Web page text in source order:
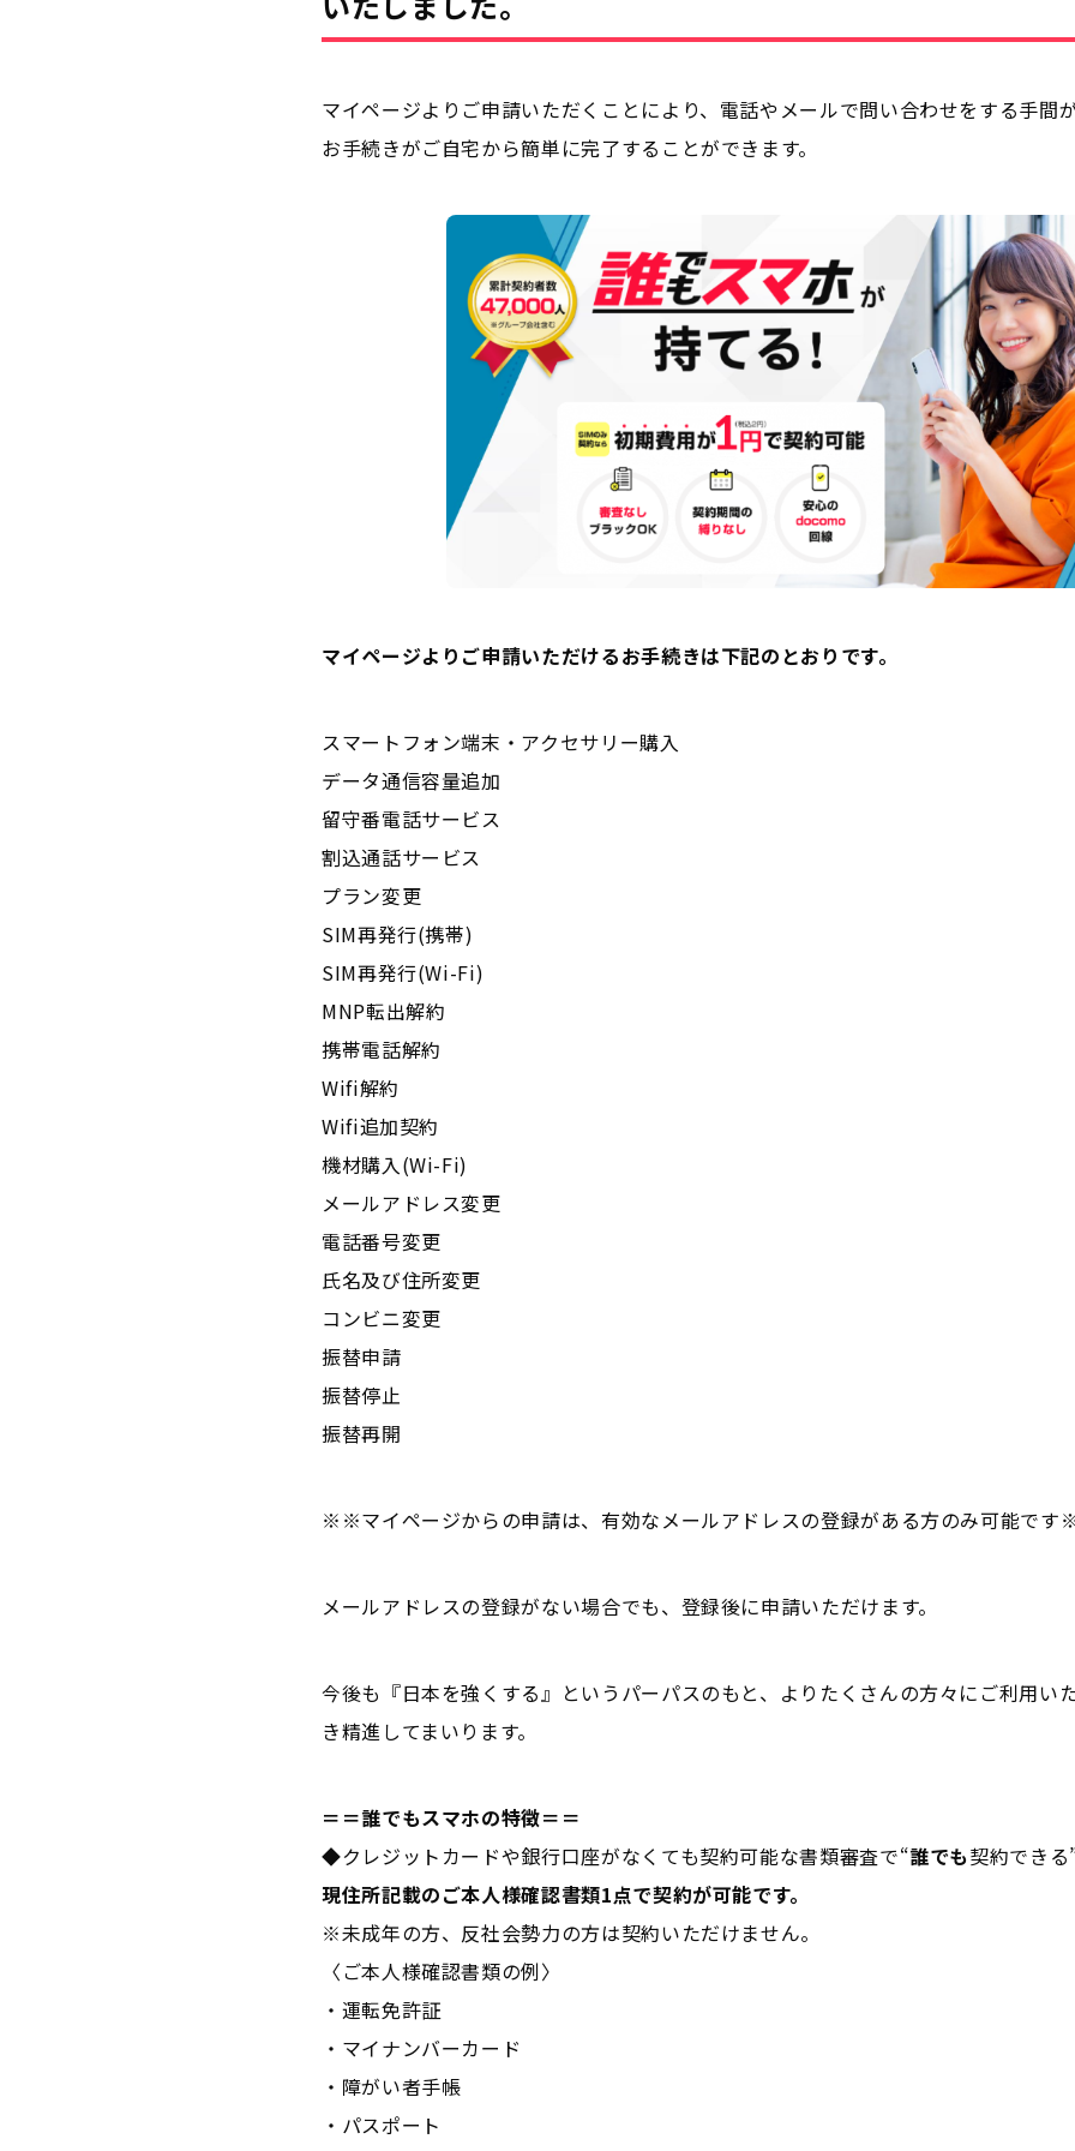
マイページよりご申請いただくことにより、電話やメールで問い合わせをする手間
お手続きがご自宅から簡単に完了することができます。
マイページよりご申請いただけるお手続きは下記のとおりです。
スマートフォン端末・アクセサリー購入
データ通信容量追加
留守番電話サービス
割込通話サービス
プラン変更
SIM再発行(携帯)
SIM再発行(Wi-Fi)
MNP転出解約
携帯電話解約
Wifi解約
Wifi追加契約
機材購入(Wi-Fi)
メールアドレス変更
電話番号変更
氏名及び住所変更
コンビニ変更
振替申請
振替停止
振替再開
※※マイページからの申請は、有効なメールアドレスの登録がある方のみ可能で
メールアドレスの登録がない場合でも、登録後に申請いただけます。
今後も『日本を強くする』というパーパスのもと、よりたくさんの方々にご利用い
き精進してまいります。
＝＝誰でもスマホの特徴＝＝
◆クレジットカードや銀行口座がなくても契約可能な書類審査で“誰でも契約できる
現住所記載のご本人様確認書類1点で契約が可能です。
※未成年の方、反社会勢力の方は契約いただけません。
〈ご本人様確認書類の例〉
・運転免許証
・マイナンバーカード
・障がい者手帳
・パスポート